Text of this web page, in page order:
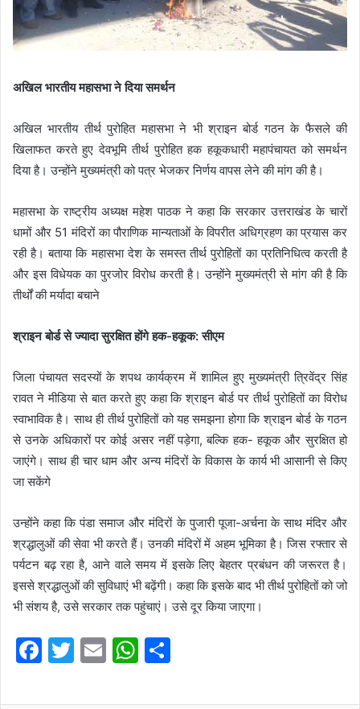
अखिल भारतीय महासभा ने दिया समर्थन
अखिल भारतीय तीर्थ पुरोहित महासभा ने भी श्राइन बोर्ड गठन के फैसले की
खिलाफत करते हुए देवभूमि तीर्थ पुरोहित हक हकूकधारी महापंचायत को समर्थन
दिया है। उन्होंने मुख्यमंत्री को पत्र भेजकर निर्णय वापस लेने की मांग की है।
महासभा के राष्ट्रीय अध्यक्ष महेश पाठक ने कहा कि सरकार उत्तराखंड के चारों
धामों और 51 मंदिरों का पौराणिक मान्यताओं के विपरीत अधिग्रहण का प्रयास कर
रही है। बताया कि महासभा देश के समस्त तीर्थ पुरोहितों का प्रतिनिधित्व करती है
और इस विधेयक का पुरजोर विरोध करती है। उन्होंने मुख्यमंत्री से मांग की है कि
तीर्थों की मर्यादा बचाने
श्राइन बोर्ड से ज्यादा सुरक्षित होंगे हक-हकूक: सीएम
जिला पंचायत सदस्यों के शपथ कार्यक्रम में शामिल हुए मुख्यमंत्री त्रिवेंद्र सिंह
रावत ने मीडिया से बात करते हुए कहा कि श्राइन बोर्ड पर तीर्थ पुरोहितों का विरोध
स्वाभाविक है। साथ ही तीर्थ पुरोहितों को यह समझना होगा कि श्राइन बोर्ड के गठन
से उनके अधिकारों पर कोई असर नहीं पड़ेगा, बल्कि हक- हकूक और सुरक्षित हो
जाएंगे। साथ ही चार धाम और अन्य मंदिरों के विकास के कार्य भी आसानी से किए
जा सकेंगे
उन्होंने कहा कि पंडा समाज और मंदिरों के पुजारी पूजा-अर्चना के साथ मंदिर और
श्रद्धालुओं की सेवा भी करते हैं। उनकी मंदिरों में अहम भूमिका है। जिस रफ्तार से
पर्यटन बढ़ रहा है, आने वाले समय में इसके लिए बेहतर प्रबंधन की जरूरत है।
इससे श्रद्धालुओं की सुविधाएं भी बढ़ेंगी। कहा कि इसके बाद भी तीर्थ पुरोहितों को जो
भी संशय है, उसे सरकार तक पहुंचाएं। उसे दूर किया जाएगा।
F
c
T
itt
E
ai
W
at ar